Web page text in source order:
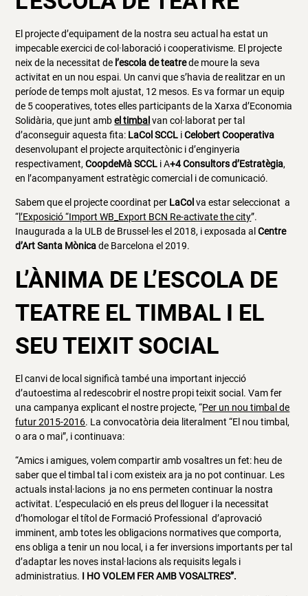
El projecte d’equipament de la nostra seu actual ha estat un
impecable exercici de col·laboració i cooperativisme. El projecte
neix de la necessitat de l’escola de teatrede moure la seva
activitat en un nou espai. Un canvi que s’havia de realitzar en un
període de temps molt ajustat, 12 mesos. Es va formar un equip
de 5 cooperatives, totes elles participants de la Xarxa d’Economia
Solidària, que junt ambel timbal van col·laborat per tal
d’aconseguir aquesta fita: LaCol SCCL iCelobert Cooperativa
desenvolupant el projecte arquitectònic i d’enginyeria
respectivament,CoopdeMà SCCL i A+4 Consultors d’Estratègia,
en l’acompanyament estratègic comercial i de comunicació.
Sabem que el projecte coordinat per LaCol va estar seleccionat a
“l’Exposició “Import WB_Export BCN Re-activate the city”.
Inaugurada a la ULB de Brussel·les el 2018, i exposada alCentre
d’Art Santa Mònicade Barcelona el 2019.
L’ÀNIMA DE L’ESCOLA DE
TEATRE EL TIMBAL I EL
SEU TEIXIT SOCIAL
El canvi de local significà també una important injecció
d’autoestima al redescobrir el nostre propi teixit social. Vam fer
una campanya explicant el nostre projecte, “Per un nou timbal de
futur 2015-2016. La convocatòria deia literalment “El nou timbal,
o ara o mai”, i continuava:
“Amics i amigues, volem compartir amb vosaltres un fet: heu de
saber que el timbal tal i com existeix ara ja no pot continuar. Les
actuals instal·lacions ja no ens permeten continuar la nostra
activitat. L’especulació en els preus del lloguer i la necessitat
d’homologar el títol de Formació Professional d’aprovació
imminent, amb totes les obligacions normatives que comporta,
ens obliga a tenir un nou local, i a fer inversions importants per tal
d’adaptar les noves instal·lacions als requisits legals i
administratius. I HO VOLEM FER AMB VOSALTRES”.